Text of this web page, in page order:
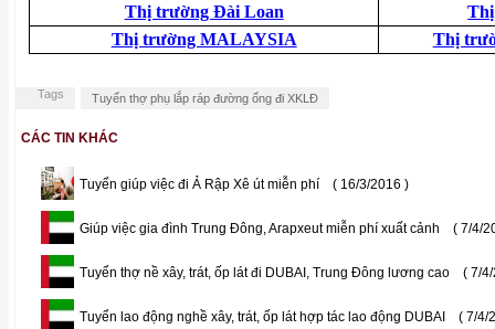
Thị trường Đài Loan
Thị trường MALAYSIA
Thị
Tags Tuyển thợ phụ lắp ráp đường ống đi XKLĐ
CÁC TIN KHÁC
Tuyển giúp việc đi Ả Rập Xê út miễn phí ( 16/3/2016 )
Giúp việc gia đình Trung Đông, Arapxeut miễn phí xuất cảnh ( 7/4/
Tuyển thợ nề xây, trát, ốp lát đi DUBAI, Trung Đông lương cao ( 7/
Tuyển lao động nghề xây, trát, ốp lát hợp tác lao động DUBAI ( 7/4/